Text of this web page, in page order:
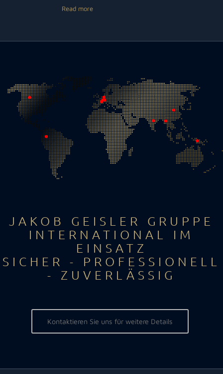
Read more
JAKOB GEISLER GRUPPE
INTERNATIONAL IM
EINSATZ
SICHER - PROFESSIONELL
- ZUVERLÄSSIG
Kontaktieren Sie uns für weitere Details